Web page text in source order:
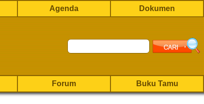
Agenda Dokumen
Forum Buku Tamu